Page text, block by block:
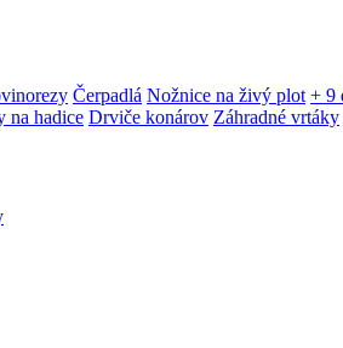
Čerpadlá Nožnice na živý plot + 9
na hadice Drviče konárov Záhradné vrtáky